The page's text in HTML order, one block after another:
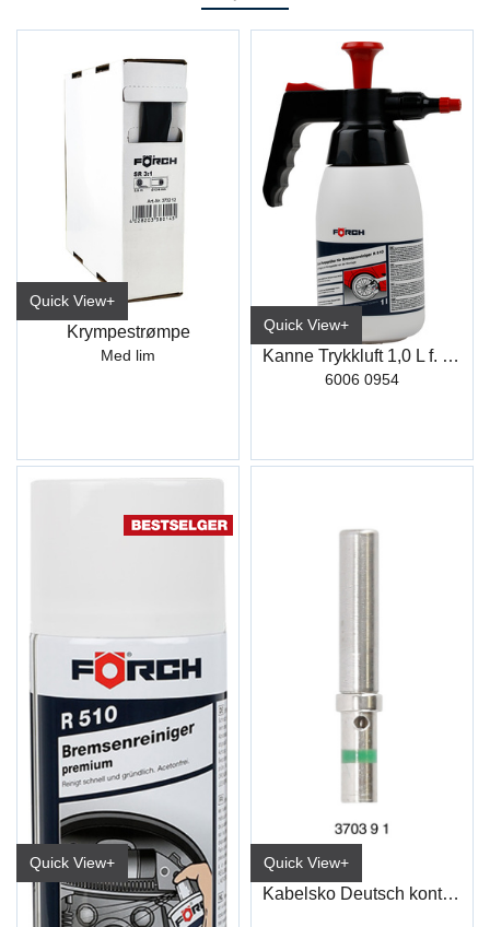
Quick View+
Krympestrømpe
Med lim
Quick View+
Kanne Trykkluft 1,0 L f. Bremserens
6006 0954
Quick View+
Bremserens Premium R510 600ml
6116 0914/No (15/kart)
Quick View+
Kabelsko Deutsch kontakt 0,5-1,5 mm² han